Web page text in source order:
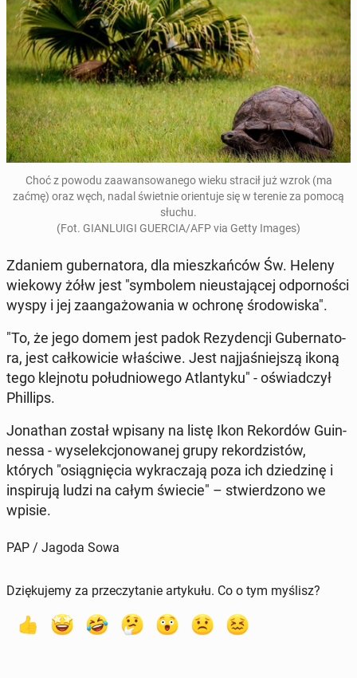
Choć z powodu za­awan­so­wa­ne­go wieku stracił już wzrok (ma
zaćmę) oraz węch, nadal świet­nie orien­tu­je się w terenie za pomocą
słuchu.
(Fot. GIAN­LU­IGI GUERCIA/AFP via Getty Images)
Zdaniem gu­ber­na­to­ra, dla miesz­kań­ców Św. Heleny
wiekowy żółw jest "sym­bo­lem nie­usta­ją­cej od­por­no­ści
wyspy i jej za­an­ga­żo­wa­nia w ochronę śro­do­wi­ska".
"To, że jego domem jest padok Re­zy­den­cji Gu­ber­na­to­
ra, jest cał­ko­wi­cie wła­ści­we. Jest naj­ja­śniej­szą ikoną
tego klej­no­tu po­łu­dnio­we­go Atlan­ty­ku" - oświad­czył
Phil­lips.
Jo­na­than został wpisany na listę Ikon Re­kor­dów Gu­in­
nes­sa - wy­se­lek­cjo­no­wa­nej grupy re­kor­dzi­stów,
których "osią­gnię­cia wy­kra­cza­ją poza ich dzie­dzi­nę i
in­spi­ru­ją ludzi na całym świecie" – stwier­dzo­no we
wpisie.
PAP / Jagoda Sowa
Dziękujemy za przeczytanie artykułu. Co o tym myślisz?